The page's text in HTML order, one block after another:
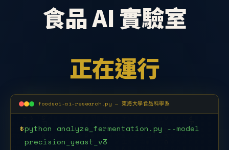
食品 AI 實驗室
正在運行
foodsci-ai-research.py — 東海大學食品科學系
$python analyze_fermentation.py --model
precision_yeast_v3